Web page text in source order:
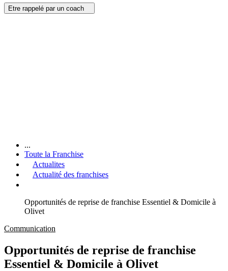
Etre rappelé par un coach
...
Toute la Franchise
Actualites
Actualité des franchises
Opportunités de reprise de franchise Essentiel & Domicile à
Olivet
Communication
Opportunités de reprise de franchise
Essentiel & Domicile à Olivet